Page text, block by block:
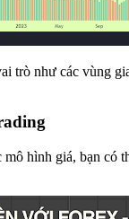
trò như các vùng
hình giá, bạn có